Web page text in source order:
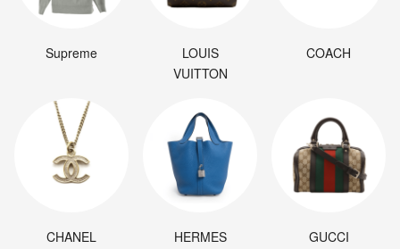
Supreme
LOUIS
VUITTON
COACH
CHANEL HERMES GUCCI